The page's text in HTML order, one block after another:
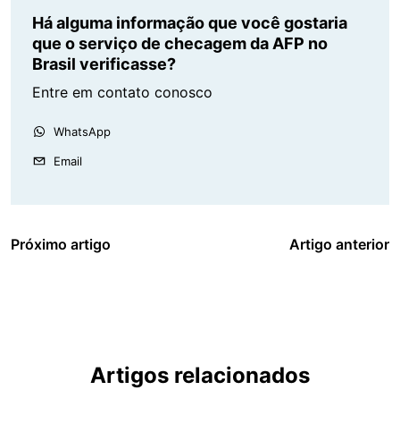
Há alguma informação que você gostaria
que o serviço de checagem da AFP no
Brasil verificasse?
Entre em contato conosco
WhatsApp
Email
Próximo artigo Artigo anterior
Artigos relacionados